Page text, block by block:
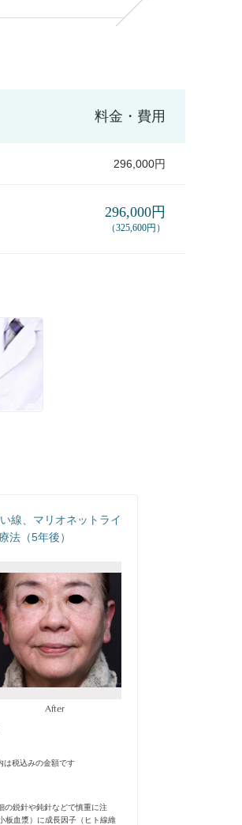
料金・費用
296,000円
296,000円
（325,600円）
線、マリオネットライ
法（5年後）
After
は税込みの金額です
の鋭針や鈍針などで慎重に注
板血漿）に成長因子（ヒト線維